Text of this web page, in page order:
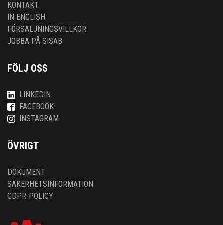
KONTAKT
IN ENGLISH
FÖRSÄLJNINGSVILLKOR
JOBBA PÅ SISAB
FÖLJ OSS
LINKEDIN
FACEBOOK
INSTAGRAM
ÖVRIGT
DOKUMENT
SÄKERHETSINFORMATION
GDPR-POLICY